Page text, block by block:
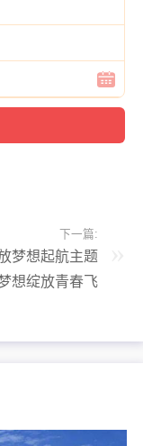
下一篇:
梦想起航主题
想绽放青春飞